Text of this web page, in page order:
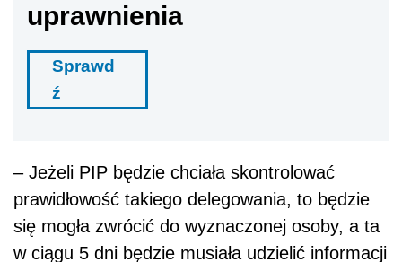
uprawnienia
Sprawd
ź
– Jeżeli PIP będzie chciała skontrolować
prawidłowość takiego delegowania, to będzie
się mogła zwrócić do wyznaczonej osoby, a ta
w ciągu 5 dni będzie musiała udzielić informacji